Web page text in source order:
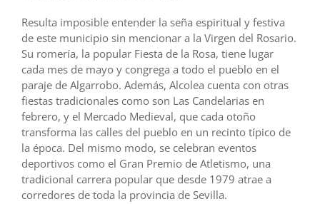
Resulta imposible entender la seña espiritual y festiva
de este municipio sin mencionar a la Virgen del Rosario.
Su romería, la popular Fiesta de la Rosa, tiene lugar
cada mes de mayo y congrega a todo el pueblo en el
paraje de Algarrobo. Además, Alcolea cuenta con otras
fiestas tradicionales como son Las Candelarias en
febrero, y el Mercado Medieval, que cada otoño
transforma las calles del pueblo en un recinto típico de
la época. Del mismo modo, se celebran eventos
deportivos como el Gran Premio de Atletismo, una
tradicional carrera popular que desde 1979 atrae a
corredores de toda la provincia de Sevilla.